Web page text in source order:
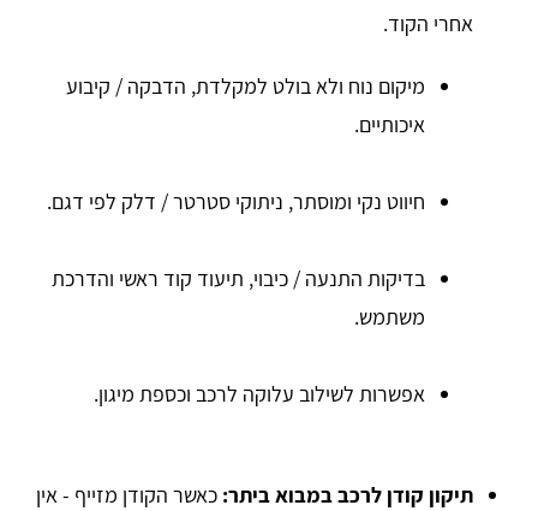
אחרי הקוד.
מיקום נוח ולא בולט למקלדת, הדבקה / קיבוע
איכותיים.
חיווט נקי ומוסתר, ניתוקי סטרטר / דלק לפי דגם.
בדיקות התנעה / כיבוי, תיעוד קוד ראשי והדרכת
משתמש.
אפשרות לשילוב עלוקה לרכב וכספת מיגון.
תיקון קודן לרכב במבוא ביתר: כאשר הקודן מזייף - אין